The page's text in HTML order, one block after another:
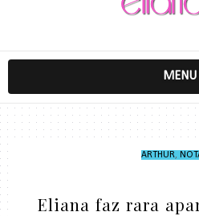
MENU
ARTHUR,
Eliana faz rara